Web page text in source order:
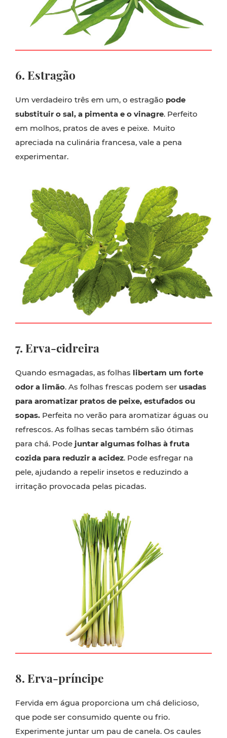
6. Estragão
Um verdadeiro três em um, o estragão pode
substituir o sal, a pimenta e o vinagre. Perfeito
em molhos, pratos de aves e peixe. Muito
apreciada na culinária francesa, vale a pena
experimentar.
7. Erva-cidreira
Quando esmagadas, as folhas libertam um forte
odor a limão. As folhas frescas podem ser usadas
para aromatizar pratos de peixe, estufados ou
sopas. Perfeita no verão para aromatizar águas ou
refrescos. As folhas secas também são ótimas
para chá. Pode juntar algumas folhas à fruta
cozida para reduzir a acidez. Pode esfregar na
pele, ajudando a repelir insetos e reduzindo a
irritação provocada pelas picadas.
8. Erva-príncipe
Fervida em água proporciona um chá delicioso,
que pode ser consumido quente ou frio.
Experimente juntar um pau de canela. Os caules